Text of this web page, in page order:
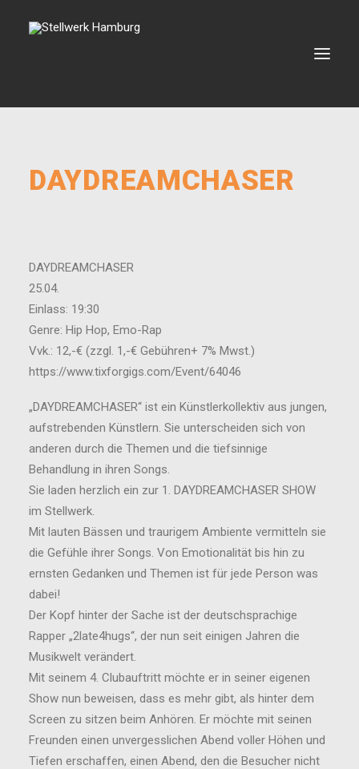
VERMIETUNG
KONTAKT
SEARCH
DAYDREAMCHASER
DAYDREAMCHASER
25.04.
Einlass: 19:30
Genre: Hip Hop, Emo-Rap
Vvk.: 12,-€ (zzgl. 1,-€ Gebühren+ 7% Mwst.)
https://www.tixforgigs.com/Event/64046
„DAYDREAMCHASER“ ist ein Künstlerkollektiv aus jungen,
aufstrebenden Künstlern. Sie unterscheiden sich von
anderen durch die Themen und die tiefsinnige
Behandlung in ihren Songs.
Sie laden herzlich ein zur 1. DAYDREAMCHASER SHOW
im Stellwerk.
Mit lauten Bässen und traurigem Ambiente vermitteln sie
die Gefühle ihrer Songs. Von Emotionalität bis hin zu
ernsten Gedanken und Themen ist für jede Person was
dabei!
Der Kopf hinter der Sache ist der deutschsprachige
Rapper „2late4hugs“, der nun seit einigen Jahren die
Musikwelt verändert.
Mit seinem 4. Clubauftritt möchte er in seiner eigenen
Show nun beweisen, dass es mehr gibt, als hinter dem
Screen zu sitzen beim Anhören. Er möchte mit seinen
Freunden einen unvergesslichen Abend voller Höhen und
Tiefen erschaffen, einen Abend, den die Besucher nicht